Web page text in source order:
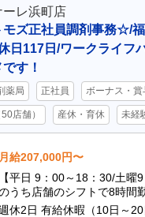
ーレ浜町店
モズ正社員調剤事務☆/
日117日/ワークライフ
す！
薬局 正社員 ボーナス・賞
店舗） 産休・育休 未経
月給207,000円〜
【平日 9：00～18：30/土曜
うち店舗のシフトで8時間勤
休2日 有給休暇（10日～